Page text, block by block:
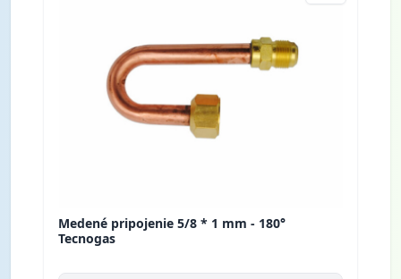
Medené pripojenie 5/8 * 1 mm - 180°
Tecnogas